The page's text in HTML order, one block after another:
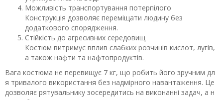
Можливість транспортування потерпілого
Конструкція дозволяє переміщати людину без
додаткового спорядження.
Стійкість до агресивних середовищ
Костюм витримує вплив слабких розчинів кислот, лугів,
а також нафти та нафтопродуктів.
Вага костюма не перевищує 7 кг, що робить його зручним дл
я тривалого використання без надмірного навантаження. Це
дозволяє рятувальнику зосередитись на виконанні задач, а н